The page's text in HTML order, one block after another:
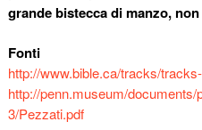
grande bistecca di manzo,
Fonti
http://www.bible.ca/tracks/
http://penn.museum/
3/Pezzati.pdf